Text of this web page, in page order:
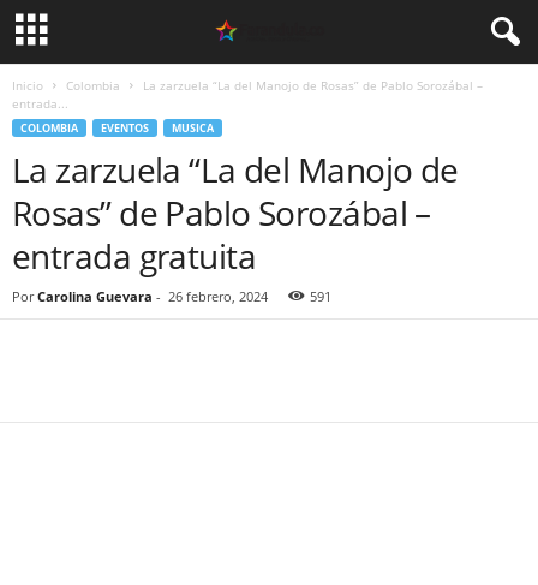
Inicio Colombia
La zarzuela “La del Manojo de Rosas” de Pablo Sorozábal –
entrada...
COLOMBIA EVENTOS MUSICA
La zarzuela “La del Manojo de
Rosas” de Pablo Sorozábal –
entrada gratuita
Por Carolina Guevara - 26 febrero, 2024 591